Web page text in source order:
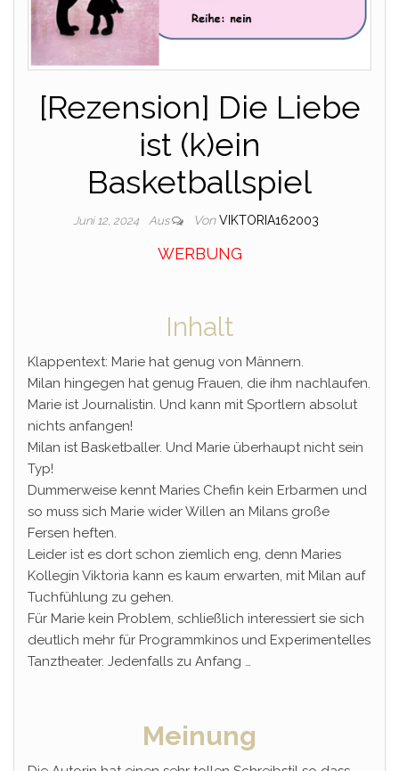
[Rezension] Die Liebe
ist (k)ein
Basketballspiel
Juni 12, 2024 Aus Von VIKTORIA162003
WERBUNG
Inhalt
Klappentext: Marie hat genug von Männern.
Milan hingegen hat genug Frauen, die ihm nachlaufen.
Marie ist Journalistin. Und kann mit Sportlern absolut
nichts anfangen!
Milan ist Basketballer. Und Marie überhaupt nicht sein
Typ!
Dummerweise kennt Maries Chefin kein Erbarmen und
so muss sich Marie wider Willen an Milans große
Fersen heften.
Leider ist es dort schon ziemlich eng, denn Maries
Kollegin Viktoria kann es kaum erwarten, mit Milan auf
Tuchfühlung zu gehen.
Für Marie kein Problem, schließlich interessiert sie sich
deutlich mehr für Programmkinos und Experimentelles
Tanztheater. Jedenfalls zu Anfang …
Meinung